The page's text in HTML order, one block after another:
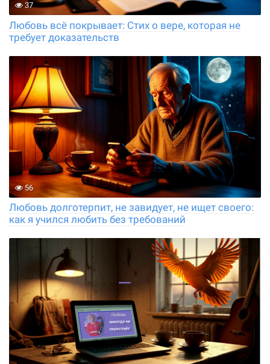
37
Любовь всё покрывает: Стих о вере, которая не
требует доказательств
56
Любовь долготерпит, не завидует, не ищет своего:
как я учился любить без требований